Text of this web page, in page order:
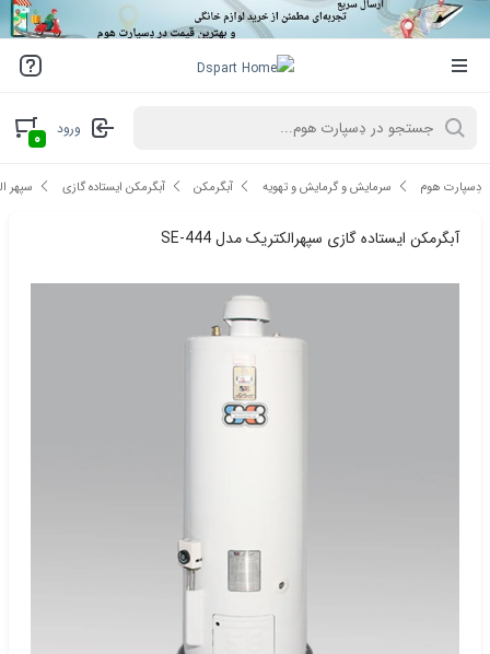
ورود ۰
دِسپارت هوم سرمایش و گرمایش و تهویه آبگرمکن آبگرمکن ایستاده گازی سپهر
آبگرمکن ایستاده گازی سپهرالکتریک مدل SE-444